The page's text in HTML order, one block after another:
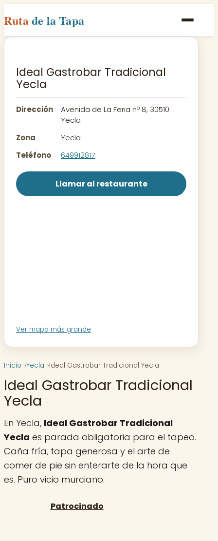
Rutade la Tapa
Inicio
Rutas
Recetas
Ideal Gastrobar Tradicional
Yecla
Dirección
Avenida de La Feria nº 8, 30510
Yecla
Zona
Yecla
Teléfono
649912817
Llamar al restaurante
Ver mapa más grande
Inicio Yecla Ideal Gastrobar Tradicional Yecla
Ideal Gastrobar Tradicional
Yecla
En Yecla, Ideal Gastrobar Tradicional
Yecla es parada obligatoria para el tapeo.
Caña fría, tapa generosa y el arte de
comer de pie sin enterarte de la hora que
es. Puro vicio murciano.